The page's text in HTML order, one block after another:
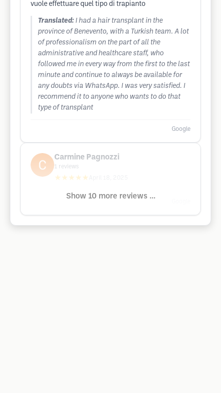
vuole effettuare quel tipo di trapianto
Translated: I had a hair transplant in the
province of Benevento, with a Turkish team. A lot
of professionalism on the part of all the
administrative and healthcare staff, who
followed me in every way from the first to the last
minute and continue to always be available for
any doubts via WhatsApp. I was very satisfied. I
recommend it to anyone who wants to do that
type of transplant
Google
Carmine Pagnozzi
1 reviews
★★★★★
Show 10 more reviews ...